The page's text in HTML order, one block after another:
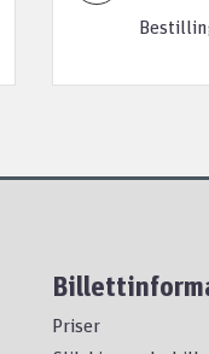
Priser